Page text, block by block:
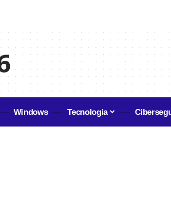
Windows Tecnologia